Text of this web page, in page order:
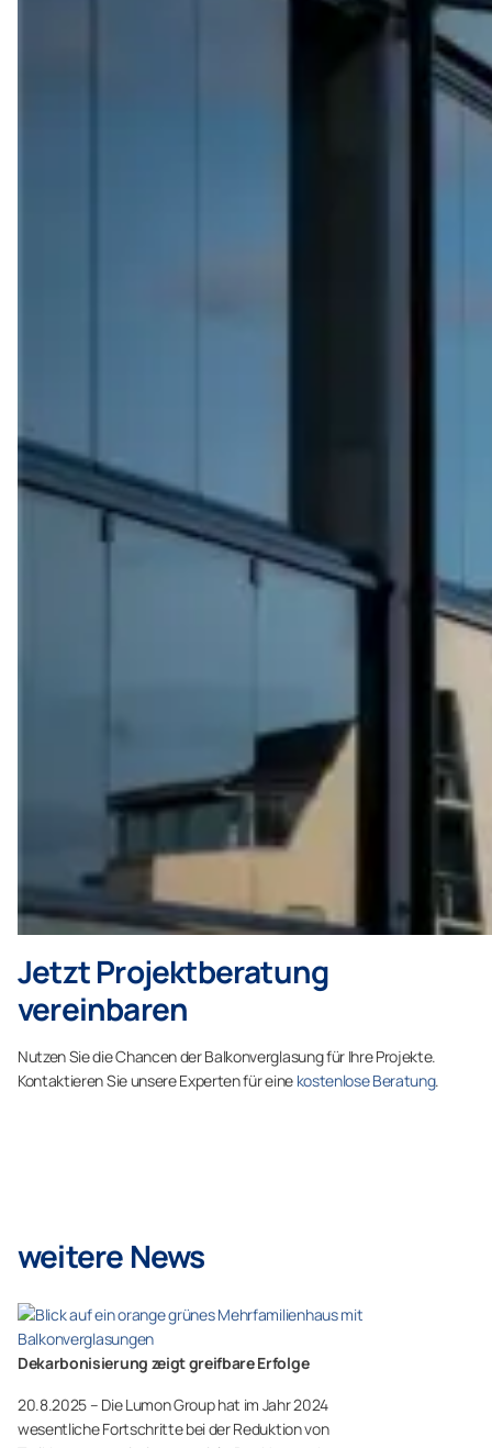
Jetzt Projektberatung
vereinbaren
Nutzen Sie die Chancen der Balkonverglasung für Ihre Projekte.
Kontaktieren Sie unsere Experten für eine kostenlose Beratung.
weitere News
Dekarbonisierung zeigt greifbare Erfolge
20.8.2025 – Die Lumon Group hat im Jahr 2024
wesentliche Fortschritte bei der Reduktion von